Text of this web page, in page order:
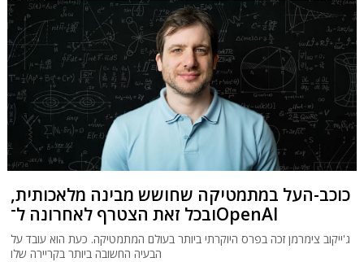
כוכב-העל במתמטיקה שחושש מבינה מלאכותית,
ובכל זאת הצטרף לאחרונה ל־OpenAI
ג'ייקוב צימרמן זכה בפרס היוקרתי ביותר בעולם המתמטיקה. כעת הוא עובד על
הבעיה החשובה ביותר בקריירה שלו